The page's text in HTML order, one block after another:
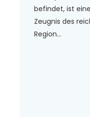
befindet, ist
Zeugnis des
Region...